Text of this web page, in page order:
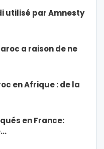
utilisé par Amnesty
a raison de ne
en Afrique : de la
en France: